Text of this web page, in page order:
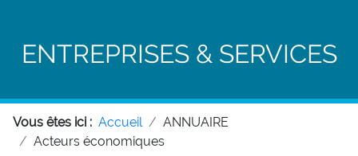
ENTREPRISES & SERVICES
Vous êtes ici : Accueil
ANNUAIRE
Acteurs économiques